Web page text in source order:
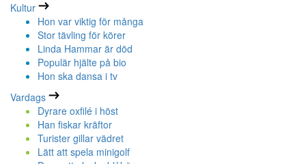
Kultur
Hon var viktig för många
Stor tävling för körer
Linda Hammar är död
Populär hjälte på bio
Hon ska dansa i tv
Vardags
Dyrare oxfilé i höst
Han fiskar kräftor
Turister gillar vädret
Lätt att spela minigolf